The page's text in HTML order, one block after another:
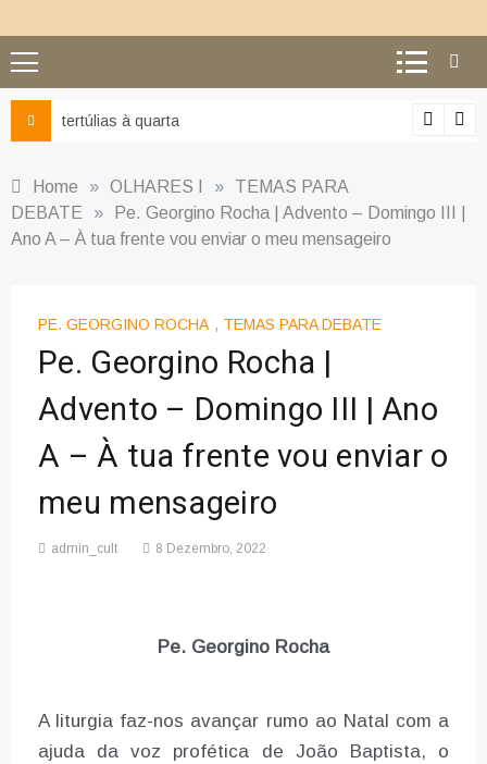
Ciência e religião: como superar o equívoco do conflito
Home » OLHARES I »
TEMAS PARA
DEBATE
»
Pe. Georgino Rocha | Advento – Domingo III |
Ano A – À tua frente vou enviar o meu mensageiro
PE. GEORGINO ROCHA , TEMAS PARA DEBATE
Pe. Georgino Rocha |
Advento – Domingo III | Ano
A – À tua frente vou enviar o
meu mensageiro
admin_cult 8 Dezembro, 2022
Pe. Georgino Rocha
A liturgia faz-nos avançar rumo ao Natal com a
ajuda da voz profética de João Baptista, o